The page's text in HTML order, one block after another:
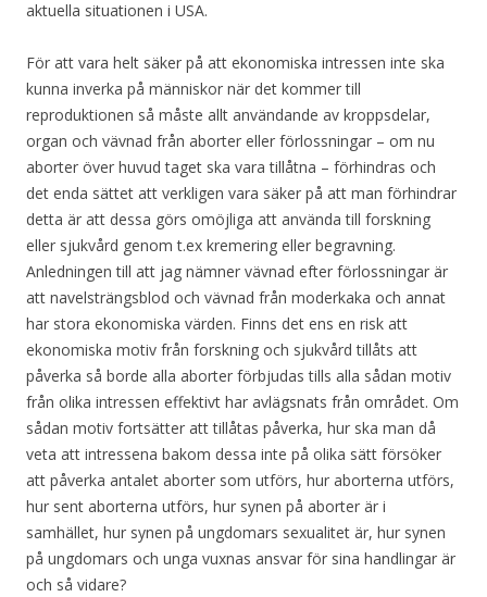
aktuella situationen i USA.
För att vara helt säker på att ekonomiska intressen inte ska
kunna inverka på människor när det kommer till
reproduktionen så måste allt användande av kroppsdelar,
organ och vävnad från aborter eller förlossningar – om nu
aborter över huvud taget ska vara tillåtna – förhindras och
det enda sättet att verkligen vara säker på att man förhindrar
detta är att dessa görs omöjliga att använda till forskning
eller sjukvård genom t.ex kremering eller begravning.
Anledningen till att jag nämner vävnad efter förlossningar är
att navelsträngsblod och vävnad från moderkaka och annat
har stora ekonomiska värden. Finns det ens en risk att
ekonomiska motiv från forskning och sjukvård tillåts att
påverka så borde alla aborter förbjudas tills alla sådan motiv
från olika intressen effektivt har avlägsnats från området. Om
sådan motiv fortsätter att tillåtas påverka, hur ska man då
veta att intressena bakom dessa inte på olika sätt försöker
att påverka antalet aborter som utförs, hur aborterna utförs,
hur sent aborterna utförs, hur synen på aborter är i
samhället, hur synen på ungdomars sexualitet är, hur synen
på ungdomars och unga vuxnas ansvar för sina handlingar är
och så vidare?